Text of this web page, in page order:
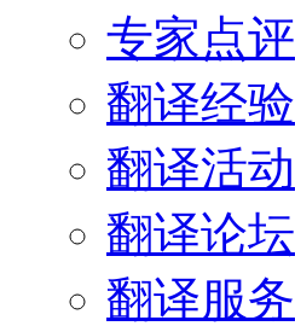
专家点评
翻译经验
翻译活动
翻译论坛
翻译服务